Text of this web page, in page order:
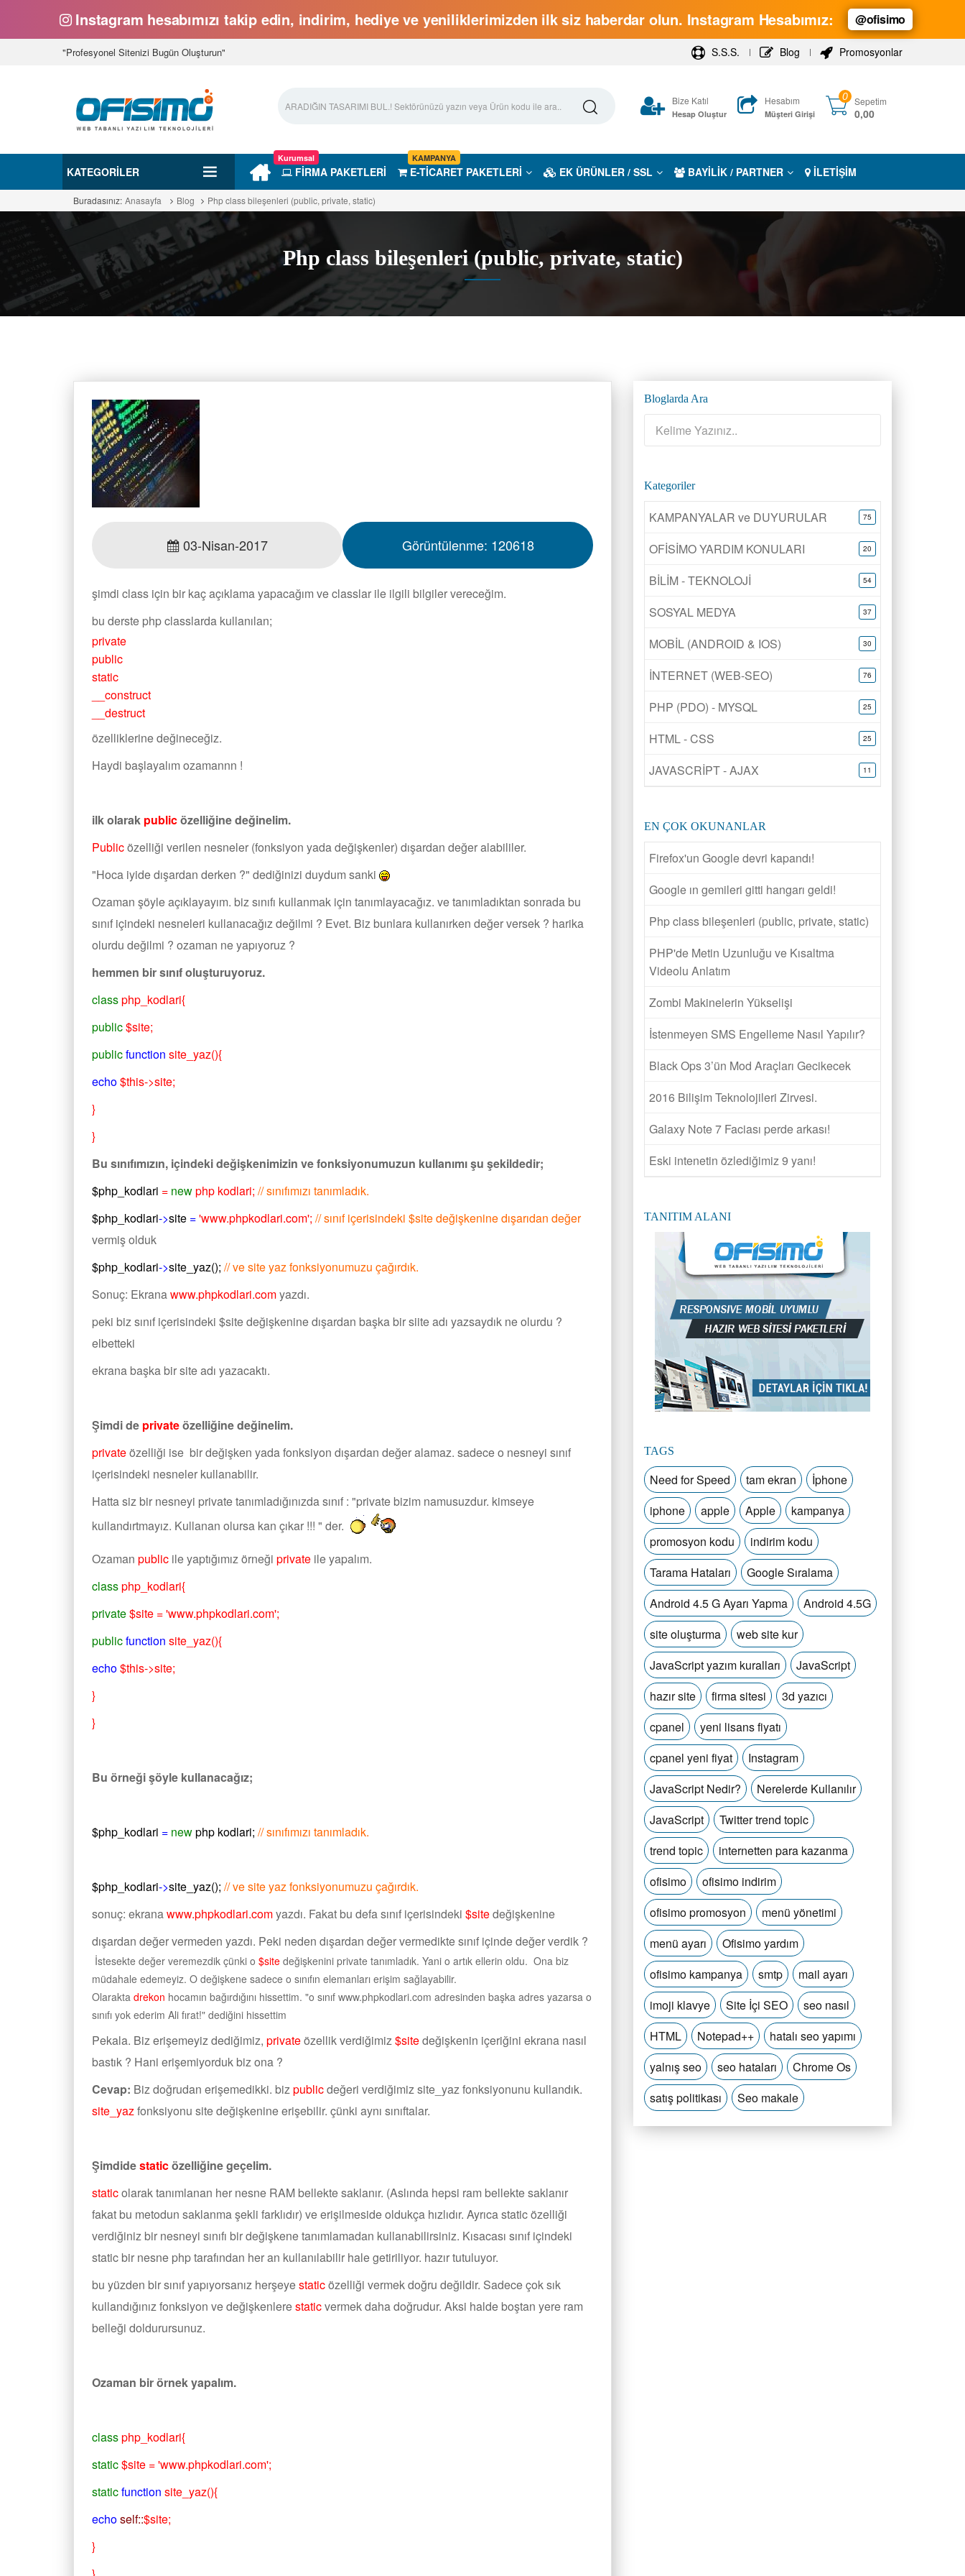
Instagram hesabımızı takip edin, indirim, hediye ve yeniliklerimizden ilk siz haberdar olun. Instagram Hesabımız: @ofisimo
"Profesyonel Sitenizi Bugün Oluşturun" S.S.S. Blog Promosyonlar
Bize Katıl
Hesap Oluştur
Hesabım
Müşteri Girişi
0 Sepetim
0,00
KATEGORILER FİRMA PAKETLERİ
Kurumsal
E-TİCARET PAKETLERİ
KAMPANYA
EK ÜRÜNLER / SSL BAYİLİK / PARTNER İLETİŞİM
Buradasınız: Anasayfa Blog Php class bileşenleri (public, private, static)
Php class bileşenleri (public, private, static)
03-Nisan-2017 Görüntülenme: 120618
şimdi class için bir kaç açıklama yapacağım ve classlar ile ilgili bilgiler vereceğim.
bu derste php classlarda kullanılan;
private
public
static
__construct
__destruct
özelliklerine değineceğiz.
Haydi başlayalım ozamannn !
ilk olarak publicözelliğine değinelim.
Publicözelliği verilen nesneler (fonksiyon yada değişkenler) dışardan değer alabililer.
"Hoca iyide dışardan derken ?" dediğinizi duydum sanki
Ozaman şöyle açıklayayım. biz sınıfı kullanmak için tanımlayacağız. ve tanımladıktan sonrada bu
sınıf içindeki nesneleri kullanacağız değilmi ? Evet. Biz bunlara kullanırken değer versek ? harika
olurdu değilmi ? ozaman ne yapıyoruz ?
hemmen bir sınıf oluşturuyoruz.
classphp_kodlari{
public$site;
publicfunction site_yaz(){
echo$this->site;
}
}
Bu sınıfımızın, içindeki değişkenimizin ve fonksiyonumuzun kullanımı şu şekildedir;
$php_kodlari = newphp kodlari; // sınıfımızı tanımladık.
$php_kodlari->site ='www.phpkodlari.com'; // sınıf içerisindeki $site değişkenine dışarıdan değer
vermiş olduk
$php_kodlari->site_yaz(); // ve site yaz fonksiyonumuzu çağırdık.
Sonuç: Ekranawww.phpkodlari.comyazdı.
peki biz sınıf içerisindeki $site değişkenine dışardan başka bir siite adı yazsaydık ne olurdu ?
elbetteki
ekrana başka bir site adı yazacaktı.
Şimdi de privateözelliğine değinelim.
privateözelliği ise bir değişken yada fonksiyon dışardan değer alamaz. sadece o nesneyi sınıf
içerisindeki nesneler kullanabilir.
Hatta siz bir nesneyi private tanımladığınızda sınıf : "private bizim namusuzdur. kimseye
kullandırtmayız. Kullanan olursa kan çıkar !!! " der.
Ozaman public ile yaptığımız örneği private ile yapalım.
classphp_kodlari{
private$site = 'www.phpkodlari.com';
publicfunction site_yaz(){
echo$this->site;
}
}
Bu örneği şöyle kullanacağız;
$php_kodlari = newphp kodlari; // sınıfımızı tanımladık.
$php_kodlari->site_yaz(); // ve site yaz fonksiyonumuzu çağırdık.
sonuç: ekranawww.phpkodlari.comyazdı. Fakat bu defa sınıf içerisindeki $sitedeğişkenine
dışardan değer vermeden yazdı. Peki neden dışardan değer vermedikte sınıf içinde değer verdik ?
İstesekte değer veremezdik çünki o $site değişkenini private tanımladık. Yani o artık ellerin oldu. Ona biz
müdahale edemeyiz. O değişkene sadece o sınıfın elemanları erişim sağlayabilir.
Olarakta drekon hocamın bağırdığını hissettim. "o sınıf www.phpkodlari.com adresinden başka adres yazarsa o
sınıfı yok ederim Ali fırat!" dediğini hissettim
Pekala. Biz erişemeyiz dediğimiz, privateözellik verdiğimiz$sitedeğişkenin içeriğini ekrana nasıl
bastık ? Hani erişemiyorduk biz ona ?
Cevap: Biz doğrudan erişemedikki. bizpublicdeğeri verdiğimiz site_yaz fonksiyonunu kullandık.
site_yazfonksiyonu site değişkenine erişebilir. çünki aynı sınıftalar.
Şimdidestaticözelliğine geçelim.
staticolarak tanımlanan her nesne RAM bellekte saklanır. (Aslında hepsi ram bellekte saklanır
fakat bu metodun saklanma şekli farklıdır) ve erişilmeside oldukça hızlıdır. Ayrıca static özelliği
verdiğiniz bir nesneyi sınıfı bir değişkene tanımlamadan kullanabilirsiniz. Kısacası sınıf içindeki
static bir nesne php tarafından her an kullanılabilir hale getiriliyor. hazır tutuluyor.
bu yüzden bir sınıf yapıyorsanız herşeyestaticözelliği vermek doğru değildir. Sadece çok sık
kullandığınız fonksiyon ve değişkenlerestaticvermek daha doğrudur. Aksi halde boştan yere ram
belleği doldurursunuz.
Ozaman bir örnek yapalım.
classphp_kodlari{
static$site = 'www.phpkodlari.com';
staticfunction site_yaz(){
echoself::$site;
}
Bloglarda Ara
Kategoriler
KAMPANYALAR ve DUYURULAR 75
OFİSİMO YARDIM KONULARI 20
BİLİM - TEKNOLOJİ 54
SOSYAL MEDYA 37
MOBİL (ANDROID & IOS) 30
İNTERNET (WEB-SEO) 76
PHP (PDO) - MYSQL 25
HTML - CSS 25
JAVASCRİPT - AJAX 11
EN ÇOK OKUNANLAR
Firefox'un Google devri kapandı!
Google ın gemileri gitti hangarı geldi!
Php class bileşenleri (public, private, static)
PHP'de Metin Uzunluğu ve Kısaltma
Videolu Anlatım
Zombi Makinelerin Yükselişi
İstenmeyen SMS Engelleme Nasıl Yapılır?
Black Ops 3’ün Mod Araçları Gecikecek
2016 Bilişim Teknolojileri Zirvesi.
Galaxy Note 7 Faciası perde arkası!
Eski intenetin özlediğimiz 9 yanı!
TANITIM ALANI
TAGS
Need for Speed tam ekran
İphone
iphone
apple Apple
kampanya
promosyon kodu
indirim kodu
Tarama Hataları
Google Sıralama
Android 4.5 G Ayarı Yapma
Android 4.5G
site oluşturma
web site kur
JavaScript yazım kuralları
JavaScript
hazır site
firma sitesi
3d yazıcı
cpanel
yeni lisans fiyatı
cpanel yeni fiyat
Instagram
JavaScript Nedir?
Nerelerde Kullanılır
JavaScript
Twitter trend topic
trend topic
internetten para kazanma
ofisimo
ofisimo indirim
ofisimo promosyon
menü yönetimi
menü ayarı
Ofisimo yardım
ofisimo kampanya
smtp
mail ayarı
imoji klavye
Site İçi SEO
seo nasıl
HTML
Notepad++
hatalı seo yapımı
yalnış seo
seo hataları
Chrome Os
satış politikası
Seo makale